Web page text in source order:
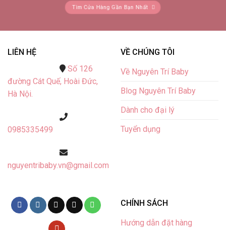
Tìm Cửa Hàng Gần Bạn Nhất
LIÊN HỆ
Số 126
đường Cát Quế, Hoài Đức,
Hà Nội.
0985335499
nguyentribaby.vn@gmail.com
VỀ CHÚNG TÔI
Về Nguyên Trí Baby
Blog Nguyên Trí Baby
Dành cho đại lý
Tuyển dụng
CHÍNH SÁCH
Hướng dẫn đặt hàng